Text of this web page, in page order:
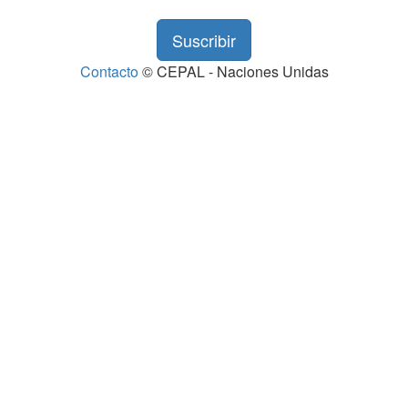
Suscribir
Contacto© CEPAL - Naciones Unidas